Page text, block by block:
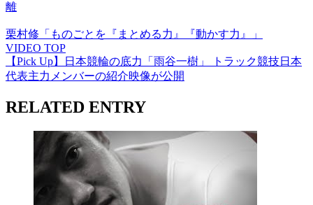
離
栗村修「ものごとを『まとめる力』『動かす力』」
VIDEO TOP
【Pick Up】日本競輪の底力「雨谷一樹」 トラック競技日本
代表主力メンバーの紹介映像が公開
RELATED ENTRY